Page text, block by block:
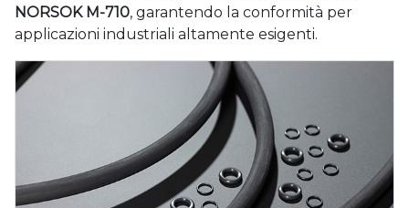
NORSOK M-710, garantendo la conformità per
applicazioni industriali altamente esigenti.